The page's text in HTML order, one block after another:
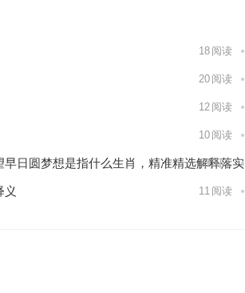
18 阅读
20 阅读
12 阅读
10 阅读
日圆梦想是指什么生肖，精准精选解释落实
13阅读
义 11 阅读